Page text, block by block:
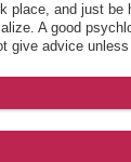
place, and just be
A good
give advice unless